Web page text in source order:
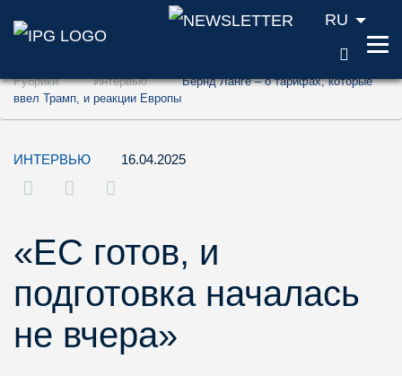
Перейти к содержанию (ключ доступа
Перейти к поиску (ключ доступа '2')
RU
Рубрики Интервью
Бернд Ланге – о тарифах, которые
ввел Трамп, и реакции Европы
ИНТЕРВЬЮ 16.04.2025
«ЕС готов, и
подготовка началась
не вчера»